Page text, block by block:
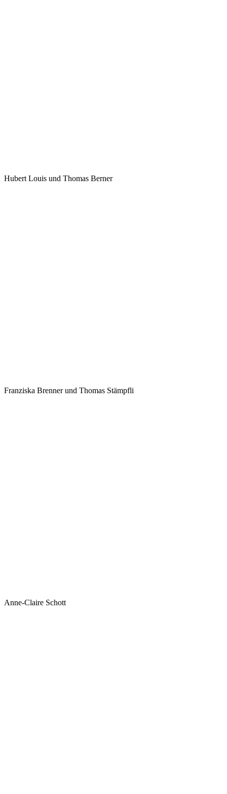
Hubert Louis und Thomas Berner
Franziska Brenner und Thomas Stämpfli
Anne-Claire Schott